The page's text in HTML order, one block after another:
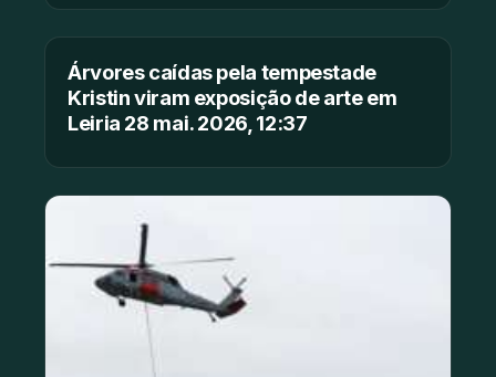
Árvores caídas pela tempestade
Kristin viram exposição de arte em
Leiria 28 mai. 2026, 12:37